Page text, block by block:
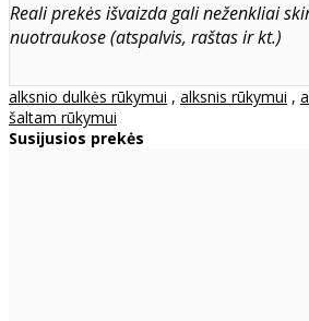
Reali prekės išvaizda gali neženkliai
nuotraukose (atspalvis, raštas ir kt.)
alksnio dulkės rūkymui , alksnis rūkymui ,
šaltam rūkymui
Susijusios prekės